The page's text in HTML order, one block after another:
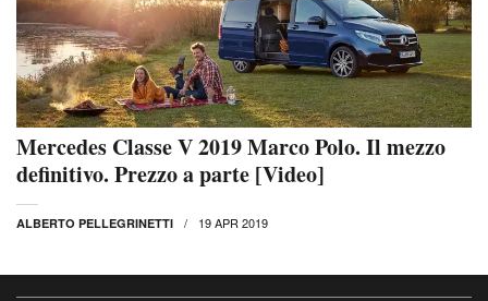
Mercedes Classe V 2019 Marco Polo. Il mezzo
definitivo. Prezzo a parte [Video]
ALBERTO PELLEGRINETTI 19 APR 2019